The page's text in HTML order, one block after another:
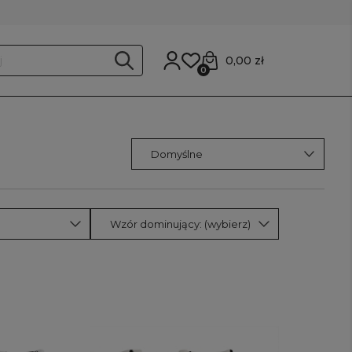
0,00 zł
0
Wzór dominujący: (wybierz)